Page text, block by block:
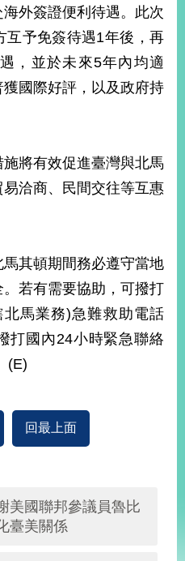
外簽證便利待遇。此次
互予免簽待遇1年後，再
，並於未來5年內均適
國際好評，以及政府持
將有效促進臺灣與北馬
洽商、民間交往等互惠
其頓期間務必遵守當地
若有需要協助，可撥打
馬業務)急難救助電話
打國內24小時緊急聯絡
(E)
回最上面
美國聯邦參議員魯比
臺美關係